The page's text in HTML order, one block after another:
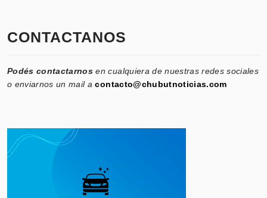
CONTACTANOS
Podés contactarnos en cualquiera de nuestras redes sociales
o enviarnos un mail acontacto@chubutnoticias.com